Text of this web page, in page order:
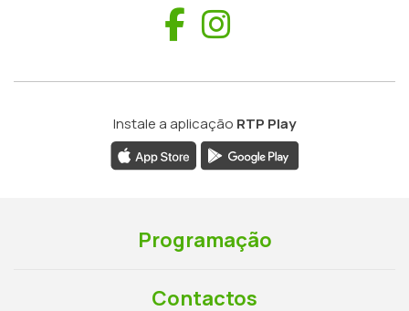
Facebook
Instale a aplicação RTP Play
Programação
Contactos